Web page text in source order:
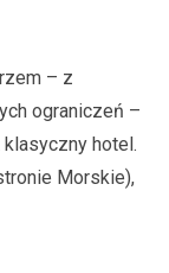
– z
ograniczeń –
hotel.
Morskie),